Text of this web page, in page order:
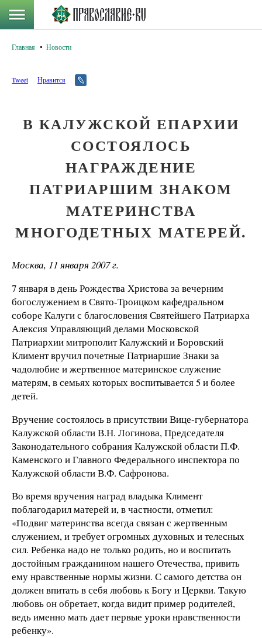
Главная Новости
Tweet Нравится
В КАЛУЖСКОЙ ЕПАРХИИ
СОСТОЯЛОСЬ
НАГРАЖДЕНИЕ
ПАТРИАРШИМ ЗНАКОМ
МАТЕРИНСТВА
МНОГОДЕТНЫХ МАТЕРЕЙ.
Москва, 11 января 2007 г.
7 января в день Рождества Христова за вечерним
богослужением в Свято-Троицком кафедральном
соборе Калуги с благословения Святейшего Патриарха
Алексия Управляющий делами Московской
Патриархии митрополит Калужский и Боровский
Климент вручил почетные Патриаршие Знаки за
чадолюбие и жертвенное материнское служение
матерям, в семьях которых воспитывается 5 и более
детей.
Вручение состоялось в присутствии Вице-губернатора
Калужской области В.Н. Логинова, Председателя
Законодательного собрания Калужской области П.Ф.
Каменского и Главного Федерального инспектора по
Калужской области В.Ф. Сафронова.
Во время вручения наград владыка Климент
поблагодарил матерей и, в частности, отметил:
«Подвиг материнства всегда связан с жертвенным
служением, и требует огромных духовных и телесных
сил. Ребенка надо не только родить, но и воспитать
достойным гражданином нашего Отечества, привить
ему нравственные нормы жизни. С самого детства он
должен впитать в себя любовь к Богу и Церкви. Такую
любовь он обретает, когда видит пример родителей,
ведь именно мать дает первые уроки нравственности
ребенку».